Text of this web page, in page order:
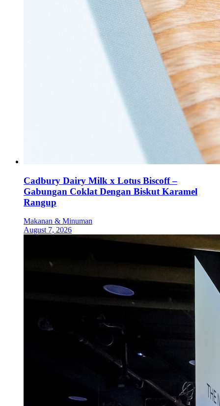
Cadbury Dairy Milk x Lotus Biscoff –
Gabungan Coklat Dengan Biskut Karamel
Rangup
Makanan & Minuman
August 7, 2026